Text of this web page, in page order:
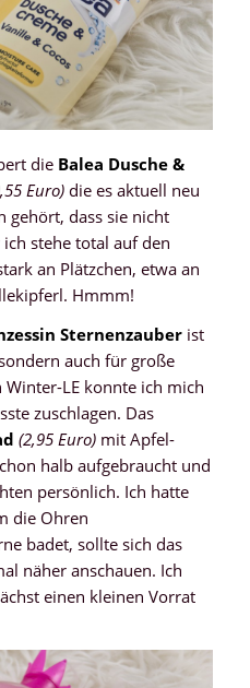
die Balea Dusche &
Euro)die es aktuell neu
gehört, dass sie nicht
stehe total auf den
an Plätzchen, etwa an
Hmmm!
Sternenzauberist
auch für große
LE konnte ich mich
zuschlagen. Das
(2,95 Euro)mit Apfel-
halb aufgebraucht und
persönlich. Ich hatte
die Ohren
badet, sollte sich das
näher anschauen. Ich
einen kleinen Vorrat